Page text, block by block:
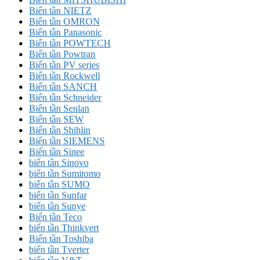
Biến tần NIETZ
Biến tần OMRON
Biến tần Panasonic
Biến tần POWTECH
Biến tần Powtran
Biến tần PV series
Biến tần Rockwell
Biến tần SANCH
Biến tần Schneider
Biến tần Senlan
Biến tần SEW
Biến tần Shihlin
Biến tần SIEMENS
Biến tần Sinee
biến tần Sinovo
biến tần Sumitomo
biến tần SUMO
biến tần Sunfar
biến tần Sunye
Biến tần Teco
biến tần Thinkvert
Biến tần Toshiba
biến tần Tverter